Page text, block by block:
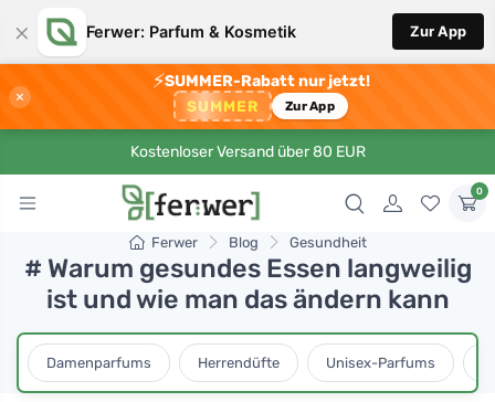
× Ferwer: Parfum & Kosmetik Zur App
×
⚡SUMMER-Rabatt nur jetzt!
SUMMER Zur App
Kostenloser Versand über 80 EUR
0
Ferwer Blog Gesundheit
# Warum gesundes Essen langweilig
ist und wie man das ändern kann
Damenparfums Herrendüfte Unisex-Parfums